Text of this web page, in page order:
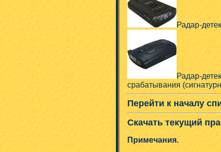
Радар-
Радар-
срабатывания
Перейти к началу
Скачать текущий
Примечания.